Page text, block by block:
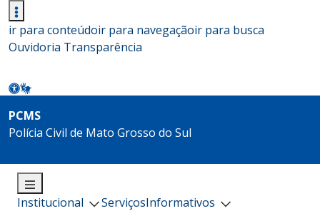
ir para conteúdoir para navegaçãoir para busca
Ouvidoria Transparência
PCMS
Polícia Civil de Mato Grosso do Sul
Institucional ServiçosInformativos